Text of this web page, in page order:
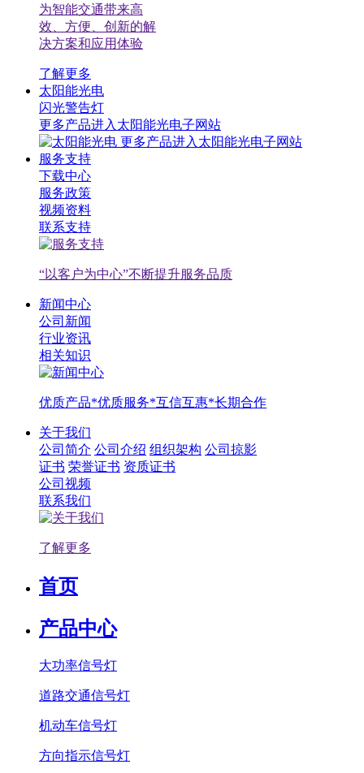
为智能交通带来高
效、方便、创新的解
决方案和应用体验
了解更多
太阳能光电
闪光警告灯
更多产品进入太阳能光电子网站
更多产品进入太阳能光电子网站
服务支持
下载中心
服务政策
视频资料
联系支持
“以客户为中心”不断提升服务品质
新闻中心
公司新闻
行业资讯
相关知识
优质产品*优质服务*互信互惠*长期合作
关于我们
公司简介 公司介绍 组织架构 公司掠影
证书 荣誉证书 资质证书
公司视频
联系我们
了解更多
首页
产品中心
大功率信号灯
道路交通信号灯
机动车信号灯
方向指示信号灯